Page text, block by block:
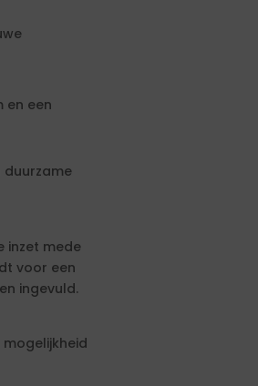
en een
duurzame
inzet mede
voor een
ingevuld.